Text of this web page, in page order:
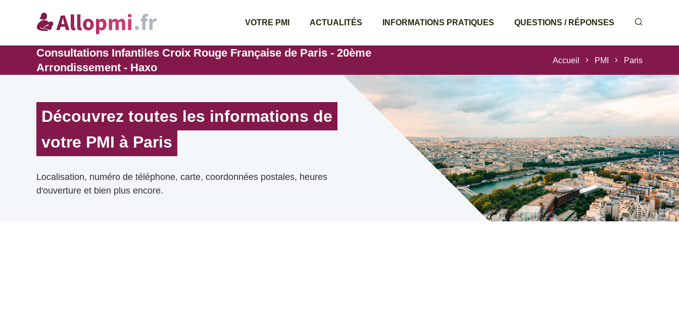
VOTRE PMI ACTUALITÉS INFORMATIONS PRATIQUES QUESTIONS / RÉPONSES
Consultations Infantiles Croix Rouge Française de Paris - 20ème
Arrondissement - Haxo
Accueil PMI Paris
Découvrez toutes les informations de
votre PMI à Paris
Localisation, numéro de téléphone, carte, coordonnées postales, heures
d'ouverture et bien plus encore.